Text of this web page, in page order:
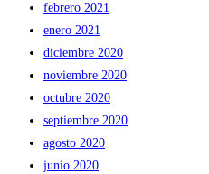
febrero 2021
enero 2021
diciembre 2020
noviembre 2020
octubre 2020
septiembre 2020
agosto 2020
junio 2020